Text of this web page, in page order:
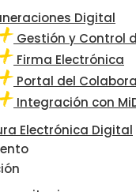
Digital
Gestión y Control
Firma Electrónica
Portal del
Integración con
Electrónica Digital